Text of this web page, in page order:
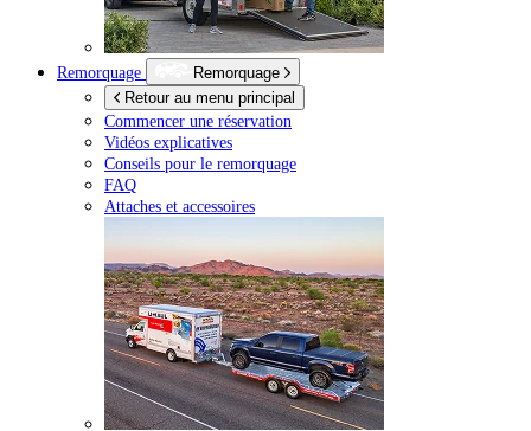
Remorquage
Remorquage
Retour au menu principal
Commencer une réservation
Vidéos explicatives
Conseils pour le remorquage
FAQ
Attaches et accessoires